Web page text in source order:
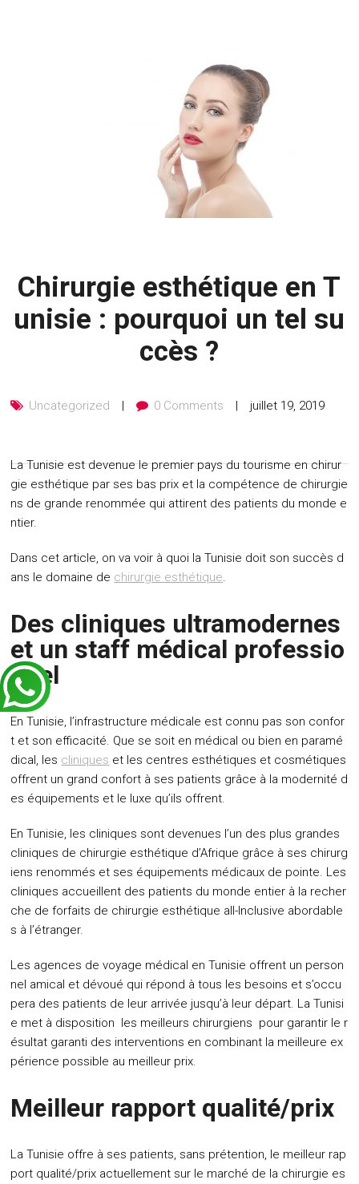
Chirurgie esthétique en T
unisie : pourquoi un tel su
ccès ?
Uncategorized 0 Comments juillet 19, 2019
La Tunisie est devenue le premier pays du tourisme en chirur
gie esthétique par ses bas prix et la compétence de chirurgie
ns de grande renommée qui attirent des patients du monde e
ntier.
Dans cet article, on va voir à quoi la Tunisie doit son succès d
ans le domaine de chirurgie esthétique.
Des cliniques ultramodernes
et un staff médical professio
nnel
En Tunisie, l’infrastructure médicale est connu pas son confor
t et son efficacité. Que se soit en médical ou bien en paramé
dical, les cliniques et les centres esthétiques et cosmétiques
offrent un grand confort à ses patients grâce à la modernité d
es équipements et le luxe qu’ils offrent.
En Tunisie, les cliniques sont devenues l’un des plus grandes
cliniques de chirurgie esthétique d’Afrique grâce à ses chirurg
iens renommés et ses équipements médicaux de pointe. Les
cliniques accueillent des patients du monde entier à la recher
che de forfaits de chirurgie esthétique all-Inclusive abordable
s à l’étranger.
Les agences de voyage médical en Tunisie offrent un person
nel amical et dévoué qui répond à tous les besoins et s’occu
pera des patients de leur arrivée jusqu’à leur départ. La Tunisi
e met à disposition les meilleurs chirurgiens pour garantir le r
ésultat garanti des interventions en combinant la meilleure ex
périence possible au meilleur prix.
Meilleur rapport qualité/prix
La Tunisie offre à ses patients, sans prétention, le meilleur rap
port qualité/prix actuellement sur le marché de la chirurgie es